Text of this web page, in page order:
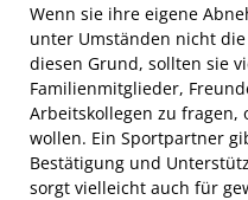
Wenn sie ihre eigene
unter Umständen nicht
diesen Grund, sollten sie
Familienmitglieder,
Arbeitskollegen zu
wollen. Ein Sportpartner
Bestätigung und
sorgt vielleicht auch für